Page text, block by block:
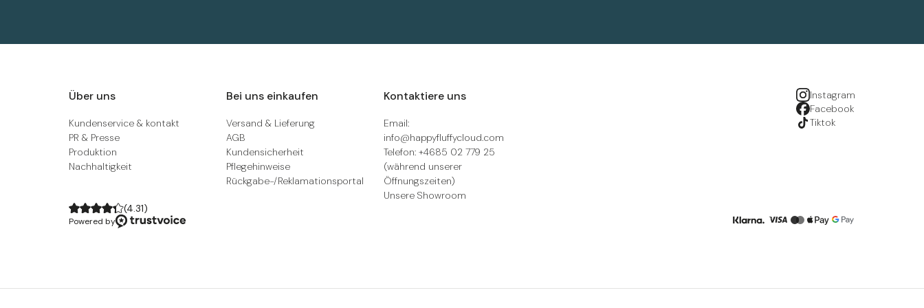
Über uns
Kundenservice & kontakt
PR & Presse
Produktion
Nachhaltigkeit
Bei uns einkaufen
Versand & Lieferung
AGB
Kundensicherheit
Pflegehinweise
Rückgabe-/Reklamationsportal
Kontaktiere uns
Email:
info@happyfluffycloud.com
Telefon: +4685 02 779 25
(während unserer
Öffnungszeiten)
Unsere Showroom
Instagram
Facebook
Tiktok
(4.31)
Powered by